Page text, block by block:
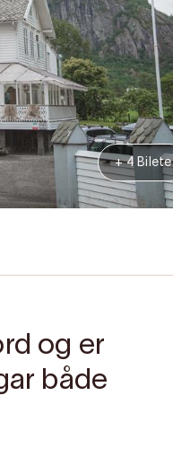
+ 4 Bilete
og er
både